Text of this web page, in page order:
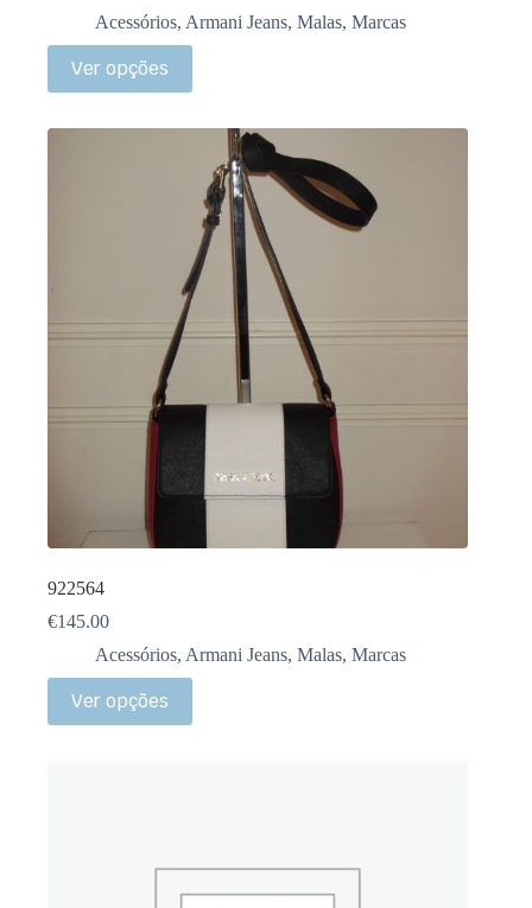
Acessórios, Armani Jeans, Malas, Marcas
Ver opções
922564
€145.00
Acessórios, Armani Jeans, Malas, Marcas
Ver opções